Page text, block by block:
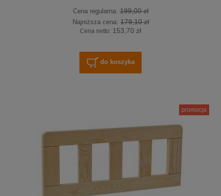
Cena regularna:199,00 zł
Najniższa cena:179,10 zł
Cena netto: 153,70 zł
do koszyka
promocja